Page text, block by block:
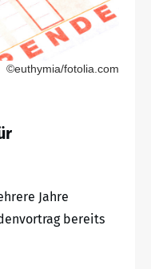
©euthymia/fotolia.com
Jahre
bereits